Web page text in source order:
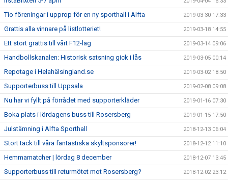
Tio föreningar i upprop för en ny sporthall i Alfta 2019-03-30 17:33
Grattis alla vinnare på listlotteriet! 2019-03-18 14:55
Ett stort grattis till vårt F12-lag 2019-03-14 09:06
Handbollskanalen: Historisk satsning gick i lås 2019-03-05 00:14
Repotage i Helahälsingland.se 2019-03-02 18:50
Supporterbuss till Uppsala 2019-02-08 09:08
Nu har vi fyllt på förrådet med supporterkläder 2019-01-16 07:30
Boka plats i lördagens buss till Rosersberg 2019-01-15 17:50
Julstämning i Alfta Sporthall 2018-12-13 06:04
Stort tack till våra fantastiska skyltsponsorer! 2018-12-12 11:10
Hemmamatcher | lördag 8 december 2018-12-07 13:45
Supporterbuss till returmötet mot Rosersberg? 2018-12-02 23:12